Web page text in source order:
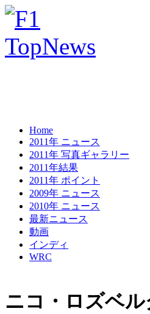
Home
2011年 ニュース
2011年 写真ギャラリー
2011年結果
2011年 ポイント
2009年 ニュース
2010年 ニュース
最新ニュース
動画
インディ
WRC
ニコ・ロズベ